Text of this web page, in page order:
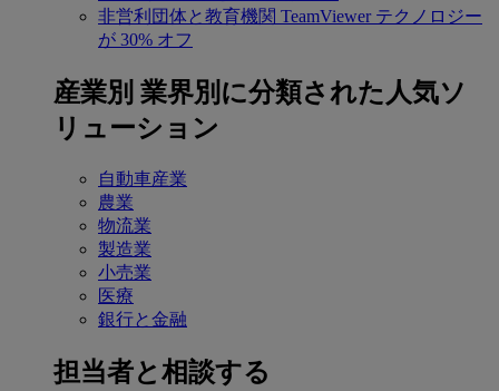
非営利団体と教育機関 TeamViewer テクノロジー
が 30% オフ
産業別 業界別に分類された人気ソ
リューション
自動車産業
農業
物流業
製造業
小売業
医療
銀行と金融
担当者と相談する